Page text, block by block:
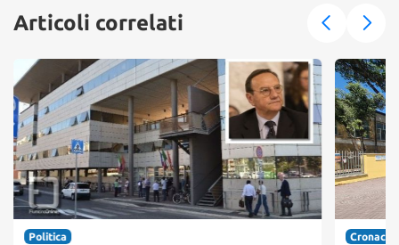
Articoli correlati
Politica Cronaca